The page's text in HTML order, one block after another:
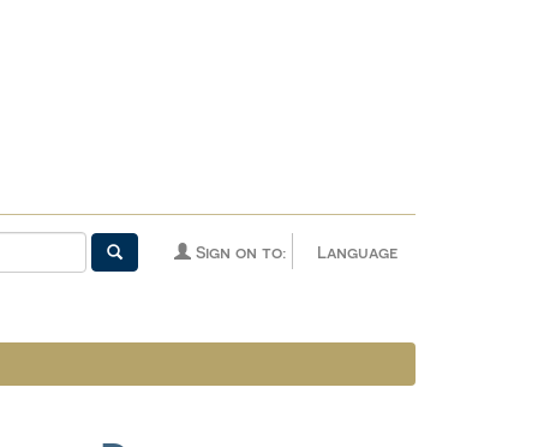
Language
Sign on to: